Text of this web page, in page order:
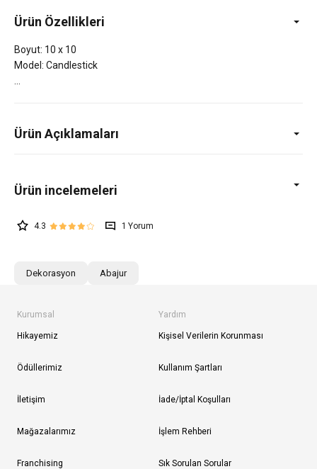
Ürün Özellikleri
Boyut: 10 x 10
Model: Candlestick
Ürün Açıklamaları
4.3 1
Dekorasyon Abajur
Kurumsal
Hikayemiz
Ödüllerimiz
İletişim
Mağazalarımız
Franchising
Yardım
Kişisel Verilerin Korunması
Kullanım Şartları
İade/İptal Koşulları
İşlem Rehberi
Sık Sorulan Sorular